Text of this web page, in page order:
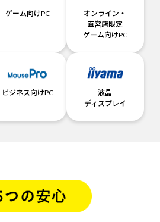
ゲーム向けPC
オンライン・
直営店限定
ゲーム向けPC
ビジネス向けPC
液晶
ディスプレイ